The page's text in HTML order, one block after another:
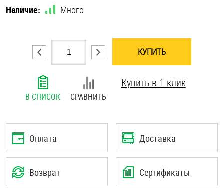
Шпильки
Штифты и пальцы
Наличие:
Много
КУПИТЬ
В СПИСОК СРАВНИТЬ
Купить в 1 клик
Оплата Доставка
Возврат Сертификаты